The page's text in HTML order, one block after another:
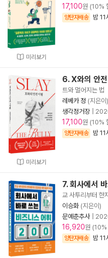
미리보기
17,100원 (10%
양탄자배송 밤 11
미리보기
6. X와의 안
트와 멀어지는 법
레베카 정 (지은이),
생각정거장
17,100원 (10%
양탄자배송 밤 11
7. 회사에서
교 사투리부터 한
이승화 (지은이)
문예춘추사
16,920원
양탄자배송 밤 11